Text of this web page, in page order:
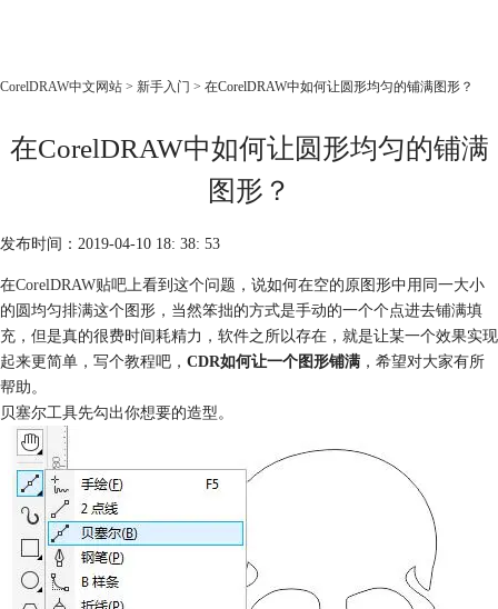
产品
下载
购买
CorelDRAW中文网站 > 新手入门 > 在CorelDRAW中如何让圆形均匀的铺满图形？
在CorelDRAW中如何让圆形均匀的铺满
图形？
发布时间：2019-04-10 18: 38: 53
在CorelDRAW贴吧 上看到这个问题，说如何在空的原图形中用同一大小
的圆均匀排满这个图形，当然笨拙的方式是手动的一个个点进去铺满填
充，但是真的很费时间耗精力，软件之所以存在，就是让某一个效果实现
起来更简单，写个教程吧， CDR如何让一个图形铺满 ，希望对大家有所
帮助。
贝塞尔工具先勾出你想要的造型。